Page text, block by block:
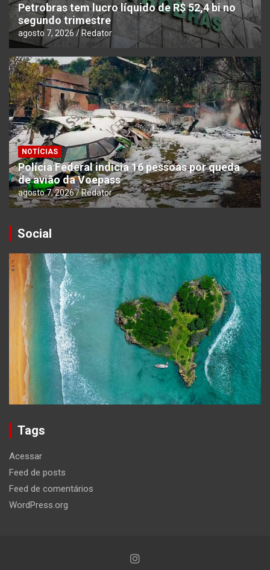
Petrobras tem lucro líquido de R$ 52,4 bi no
segundo trimestre
agosto 7, 2026 Redator
NOTÍCIAS
Polícia Federal indicia 16 pessoas por queda
de avião da Voepass
agosto 7, 2026 Redator
Social
Tags
Acessar
Feed de posts
Feed de comentários
WordPress.org